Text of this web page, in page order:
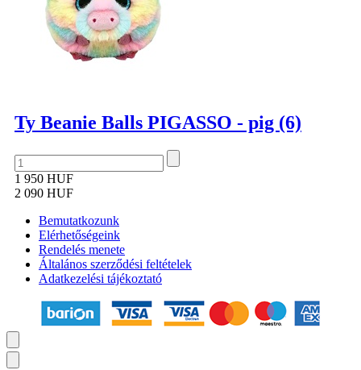
Ty Beanie Balls PIGASSO - pig (6)
1 950 HUF
2 090 HUF
Bemutatkozunk
Elérhetőségeink
Rendelés menete
Általános szerződési feltételek
Adatkezelési tájékoztató